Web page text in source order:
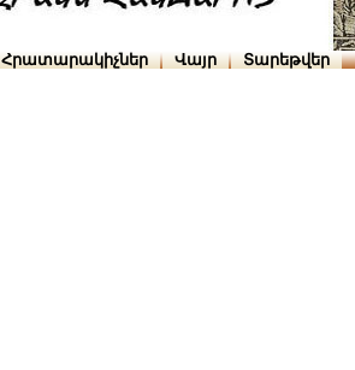
Հրատարակիչներ Վայր Տարեթվեր